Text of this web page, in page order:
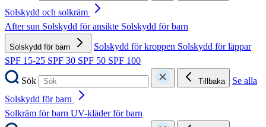
Solskydd och solkräm
After sun Solskydd för ansikte Solskydd för barn
Solskydd för barn Solskydd för kroppen Solskydd för läppar
SPF 15-25 SPF 30 SPF 50 SPF 100
Sök
Tillbaka
Se alla
Solskydd för barn
Solkräm för barn UV-kläder för barn